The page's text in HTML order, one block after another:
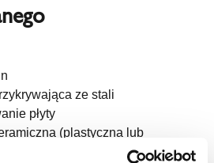
ze stali
płyty
(plastyczna lub